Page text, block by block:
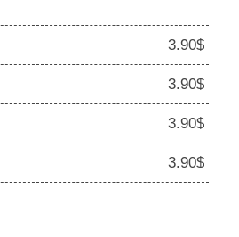
3.90$
3.90$
3.90$
3.90$